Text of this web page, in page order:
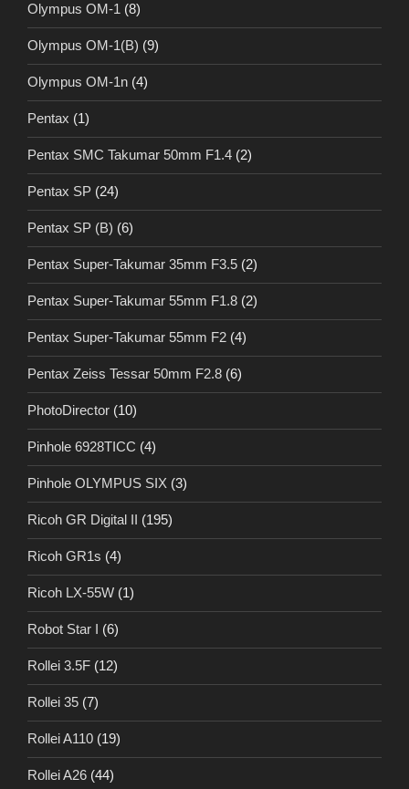
Olympus OM-1 (8)
Olympus OM-1(B) (9)
Olympus OM-1n (4)
Pentax (1)
Pentax SMC Takumar 50mm F1.4 (2)
Pentax SP (24)
Pentax SP (B) (6)
Pentax Super-Takumar 35mm F3.5 (2)
Pentax Super-Takumar 55mm F1.8 (2)
Pentax Super-Takumar 55mm F2 (4)
Pentax Zeiss Tessar 50mm F2.8 (6)
PhotoDirector (10)
Pinhole 6928TICC (4)
Pinhole OLYMPUS SIX (3)
Ricoh GR Digital II (195)
Ricoh GR1s (4)
Ricoh LX-55W (1)
Robot Star I (6)
Rollei 3.5F (12)
Rollei 35 (7)
Rollei A110 (19)
Rollei A26 (44)